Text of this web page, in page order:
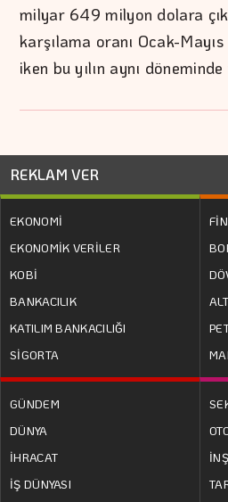
milyar 649 milyon dolara
karşılama oranı Ocak-
iken bu yılın aynı
REKLAM VER
EKONOMİ
EKONOMİK VERİLER
KOBİ
BANKACILIK
KATILIM BANKACILIĞI
SİGORTA
GÜNDEM
DÜNYA
İHRACAT
İŞ DÜNYASI